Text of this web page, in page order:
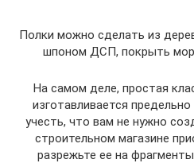
Полки можно сделать из
шпоном ДСП, покрыть
На самом деле, простая
изготавливается
учесть, что вам не нужно
строительном магазине
разрежьте ее на